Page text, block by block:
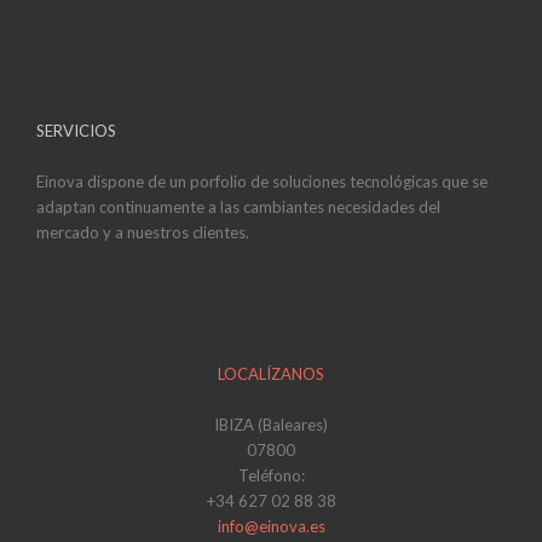
SERVICIOS
Einova dispone de un porfolio de soluciones tecnológicas que se
adaptan continuamente a las cambiantes necesidades del
mercado y a nuestros clientes.
LOCALÍZANOS
IBIZA (Baleares)
07800
Teléfono:
+34 627 02 88 38
info@einova.es